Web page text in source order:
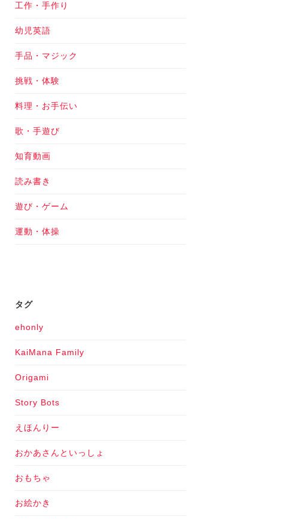
工作・手作り
幼児英語
手品・マジック
挑戦・体験
料理・お手伝い
歌・手遊び
知育動画
読み書き
遊び・ゲーム
運動・体操
タグ
ehonly
KaiMana Family
Origami
Story Bots
えほんりー
おかあさんといっしょ
おもちゃ
お絵かき